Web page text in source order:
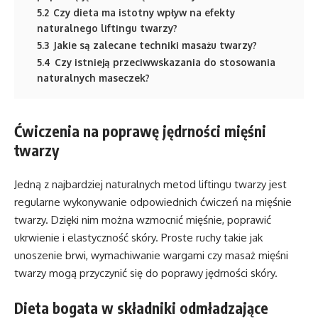
5.2 Czy dieta ma istotny wpływ na efekty
naturalnego liftingu twarzy?
5.3 Jakie są zalecane techniki masażu twarzy?
5.4 Czy istnieją przeciwwskazania do stosowania
naturalnych maseczek?
Ćwiczenia na poprawę jędrności mięśni
twarzy
Jedną z najbardziej naturalnych metod liftingu twarzy jest
regularne wykonywanie odpowiednich ćwiczeń na mięśnie
twarzy. Dzięki nim można wzmocnić mięśnie, poprawić
ukrwienie i elastyczność skóry. Proste ruchy takie jak
unoszenie brwi, wymachiwanie wargami czy masaż mięśni
twarzy mogą przyczynić się do poprawy jędrności skóry.
Dieta bogata w składniki odmładzające